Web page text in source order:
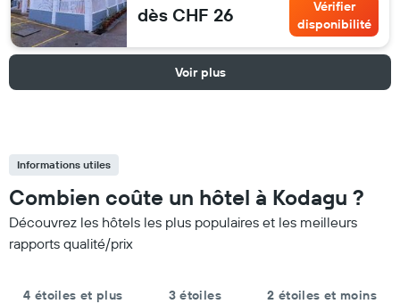
dès CHF 26
Vérifier
disponibilité
Voir plus
Informations utiles
Combien coûte un hôtel à Kodagu ?
Découvrez les hôtels les plus populaires et les meilleurs
rapports qualité/prix
4 étoiles et plus 3 étoiles 2 étoiles et moins